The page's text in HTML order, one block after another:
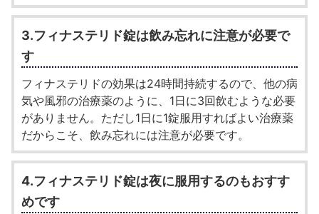
3.フィナステリド錠は飲み忘れに注意が必要で
す
フィナステリドの効果は24時間持続するので、他の病
気や風邪の治療薬のように、1日に3回飲むような必要
がありません。ただし1日に1錠服用すればよい治療薬
だからこそ、飲み忘れには注意が必要です。
4.フィナステリド錠は夜に服用するのもおすす
めです